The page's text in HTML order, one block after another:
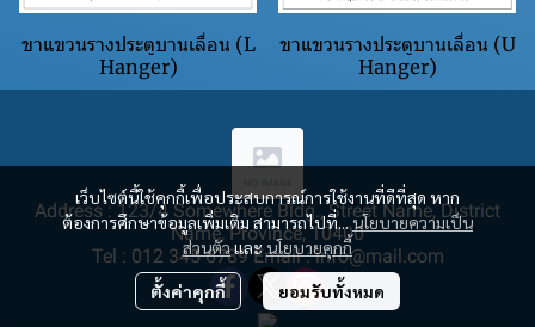
ขาแขวนรางประตูบานเลื่อน (L
Hanger)
ขาแขวนรางประตูบานเลื่อน (U
Hanger)
เว็บไซต์นี้ใช้คุกกี้เพื่อประสบการณ์การใช้งานที่ดีที่สุด หาก
ต้องการศึกษาข้อมูลเพิ่มเติม สามารถไปที่...นโยบายความเป็น
ส่วนตัวและนโยบายคุกกี้
ตั้งค่าคุกกี้ ยอมรับทั้งหมด
Address : 123/4 Somewhere Bldg., Street Name, District
Name, Province, 10400
Tel : 012 345 6789 Email : info@mail.com